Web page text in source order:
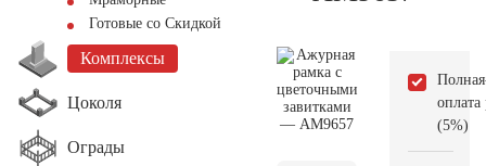
Готовые со Скидкой
Комплексы
Цоколя
Ограды
Полная
оплата
(5%)